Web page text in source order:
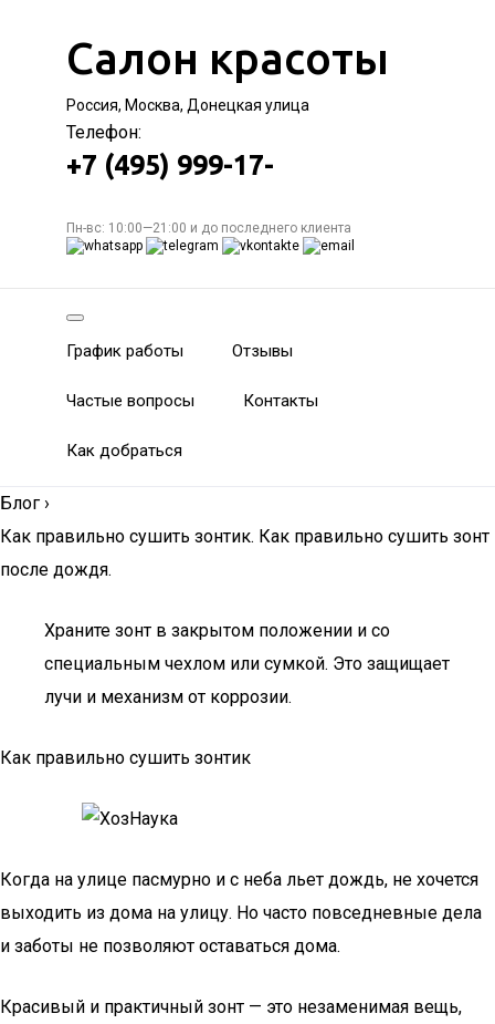
Салон красоты
Россия, Москва, Донецкая улица
Телефон:
+7 (495) 999-17-
Пн-вс: 10:00—21:00 и до последнего клиента
График работы Отзывы
Частые вопросы Контакты
Как добраться
Блог ›
Как правильно сушить зонтик. Как правильно сушить зонт
после дождя.
Храните зонт в закрытом положении и со
специальным чехлом или сумкой. Это защищает
лучи и механизм от коррозии.
Как правильно сушить зонтик
Когда на улице пасмурно и с неба льет дождь, не хочется
выходить из дома на улицу. Но часто повседневные дела
и заботы не позволяют оставаться дома.
Красивый и практичный зонт — это незаменимая вещь,